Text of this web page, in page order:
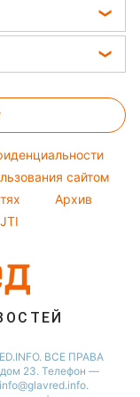
сайтом
Архив
ВСЕ ПРАВА
23. Телефон —